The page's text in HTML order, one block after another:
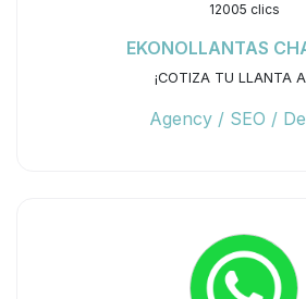
12005 clics
EKONOLLANTAS
¡COTIZA TU LLANTA
Agency / SEO /